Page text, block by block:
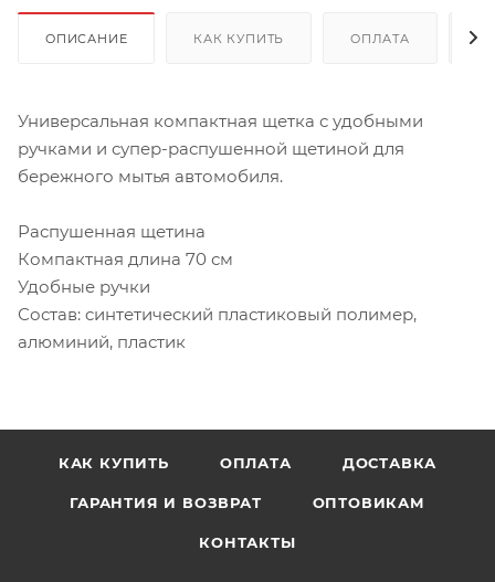
ОПИСАНИЕ КАК КУПИТЬ ОПЛАТА
Универсальная компактная щетка с удобными
ручками и супер-распушенной щетиной для
бережного мытья автомобиля.
Распушенная щетина
Компактная длина 70 см
Удобные ручки
Состав: cинтетический пластиковый полимер,
алюминий, пластик
КАК КУПИТЬ ОПЛАТА ДОСТАВКА
ГАРАНТИЯ И ВОЗВРАТ ОПТОВИКАМ
КОНТАКТЫ